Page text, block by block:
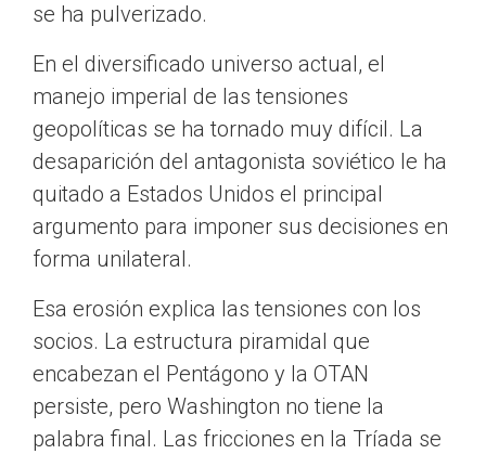
se ha pulverizado.
En el diversificado universo actual, el
manejo imperial de las tensiones
geopolíticas se ha tornado muy difícil. La
desaparición del antagonista soviético le ha
quitado a Estados Unidos el principal
argumento para imponer sus decisiones en
forma unilateral.
Esa erosión explica las tensiones con los
socios. La estructura piramidal que
encabezan el Pentágono y la OTAN
persiste, pero Washington no tiene la
palabra final. Las fricciones en la Tríada se